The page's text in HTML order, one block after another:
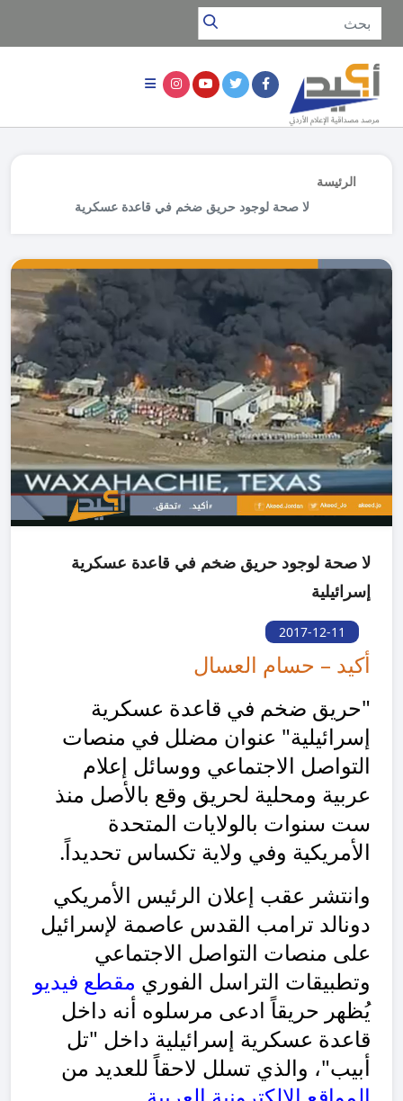
الرئيسة
لا صحة لوجود حريق ضخم في قاعدة عسكرية
لا صحة لوجود حريق ضخم في قاعدة عسكرية
إسرائيلية
2017-12-11
أكيد – حسام العسال
"حريق ضخم في قاعدة عسكرية
إسرائيلية" عنوان مضلل في منصات
التواصل الاجتماعي ووسائل إعلام
عربية ومحلية لحريق وقع بالأصل منذ
ست سنوات بالولايات المتحدة
الأمريكية وفي ولاية تكساس تحديداً.
وانتشر عقب إعلان الرئيس الأمريكي
دونالد ترامب القدس عاصمة لإسرائيل
على منصات التواصل الاجتماعي
وتطبيقات التراسل الفوري مقطع فيديو
يُظهر حريقاً ادعى مرسلوه أنه داخل
قاعدة عسكرية إسرائيلية داخل "تل
أبيب"، والذي تسلل لاحقاً للعديد من